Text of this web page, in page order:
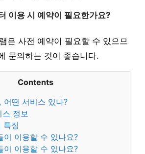
이용 시 예약이 필요한가요?
은 사전 예약이 필요할 수 있으므
문의하는 것이 좋습니다.
Contents
어떤 서비스 있나?
정보
특징
이 이용할 수 있나요?
이 이용할 수 있나요?